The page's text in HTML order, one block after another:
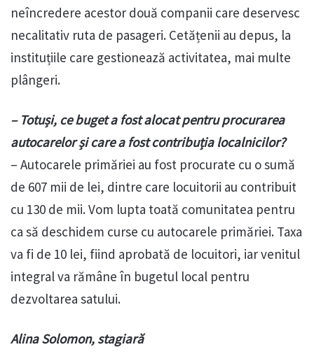
neîncredere acestor două companii care deservesc
necalitativ ruta de pasageri. Cetățenii au depus, la
instituțiile care gestionează activitatea, mai multe
plângeri.
– Totuși, ce buget a fost alocat pentru procurarea
autocarelor și care a fost contribuția localnicilor?
– Autocarele primăriei au fost procurate cu o sumă
de 607 mii de lei, dintre care locuitorii au contribuit
cu 130 de mii. Vom lupta toată comunitatea pentru
ca să deschidem curse cu autocarele primăriei. Taxa
va fi de 10 lei, fiind aprobată de locuitori, iar venitul
integral va rămâne în bugetul local pentru
dezvoltarea satului.
Alina Solomon, stagiară